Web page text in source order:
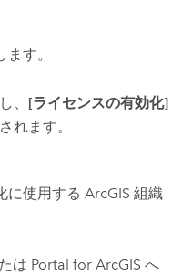
す。
、 [ライセンスの有効化]
れます。
に使用する ArcGIS 組織
は Portal for ArcGIS へ